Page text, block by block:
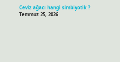
Ceviz ağacı hangi simbiyotik ?
Temmuz 25, 2026